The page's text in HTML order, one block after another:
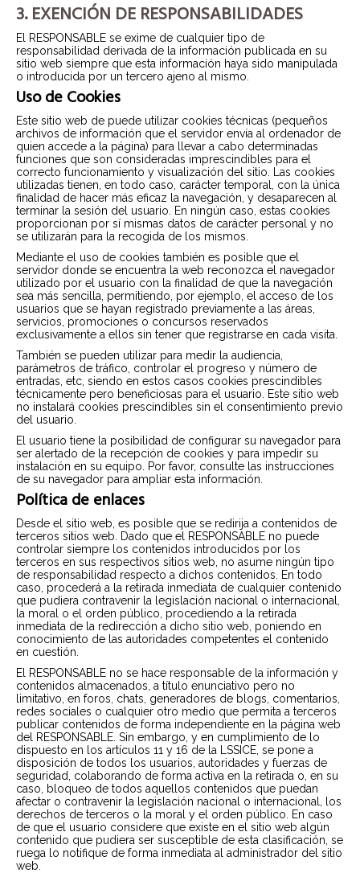
3. EXENCIÓN DE RESPONSABILIDADES
El RESPONSABLE se exime de cualquier tipo de
responsabilidad derivada de la información publicada en su
sitio web siempre que esta información haya sido manipulada
o introducida por un tercero ajeno al mismo.
Uso de Cookies
Este sitio web de puede utilizar cookies técnicas (pequeños
archivos de información que el servidor envía al ordenador de
quien accede a la página) para llevar a cabo determinadas
funciones que son consideradas imprescindibles para el
correcto funcionamiento y visualización del sitio. Las cookies
utilizadas tienen, en todo caso, carácter temporal, con la única
finalidad de hacer más eficaz la navegación, y desaparecen al
terminar la sesión del usuario. En ningún caso, estas cookies
proporcionan por sí mismas datos de carácter personal y no
se utilizarán para la recogida de los mismos.
Mediante el uso de cookies también es posible que el
servidor donde se encuentra la web reconozca el navegador
utilizado por el usuario con la finalidad de que la navegación
sea más sencilla, permitiendo, por ejemplo, el acceso de los
usuarios que se hayan registrado previamente a las áreas,
servicios, promociones o concursos reservados
exclusivamente a ellos sin tener que registrarse en cada visita.
También se pueden utilizar para medir la audiencia,
parámetros de tráfico, controlar el progreso y número de
entradas, etc, siendo en estos casos cookies prescindibles
técnicamente pero beneficiosas para el usuario. Este sitio web
no instalará cookies prescindibles sin el consentimiento previo
del usuario.
El usuario tiene la posibilidad de configurar su navegador para
ser alertado de la recepción de cookies y para impedir su
instalación en su equipo. Por favor, consulte las instrucciones
de su navegador para ampliar esta información.
Política de enlaces
Desde el sitio web, es posible que se redirija a contenidos de
terceros sitios web. Dado que el RESPONSABLE no puede
controlar siempre los contenidos introducidos por los
terceros en sus respectivos sitios web, no asume ningún tipo
de responsabilidad respecto a dichos contenidos. En todo
caso, procederá a la retirada inmediata de cualquier contenido
que pudiera contravenir la legislación nacional o internacional,
la moral o el orden público, procediendo a la retirada
inmediata de la redirección a dicho sitio web, poniendo en
conocimiento de las autoridades competentes el contenido
en cuestión.
El RESPONSABLE no se hace responsable de la información y
contenidos almacenados, a título enunciativo pero no
limitativo, en foros, chats, generadores de blogs, comentarios,
redes sociales o cualquier otro medio que permita a terceros
publicar contenidos de forma independiente en la página web
del RESPONSABLE. Sin embargo, y en cumplimiento de lo
dispuesto en los artículos 11 y 16 de la LSSICE, se pone a
disposición de todos los usuarios, autoridades y fuerzas de
seguridad, colaborando de forma activa en la retirada o, en su
caso, bloqueo de todos aquellos contenidos que puedan
afectar o contravenir la legislación nacional o internacional, los
derechos de terceros o la moral y el orden público. En caso
de que el usuario considere que existe en el sitio web algún
contenido que pudiera ser susceptible de esta clasificación, se
ruega lo notifique de forma inmediata al administrador del sitio
web.